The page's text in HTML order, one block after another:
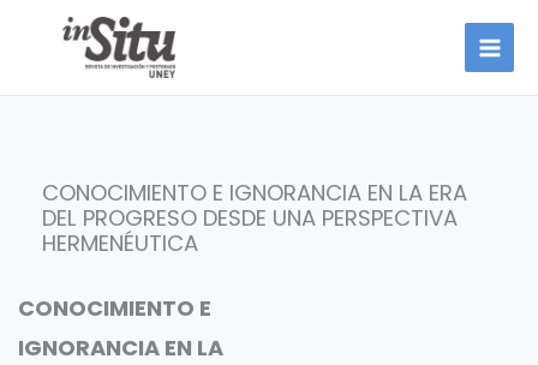
CONOCIMIENTO E IGNORANCIA EN LA ERA
DEL PROGRESO DESDE UNA PERSPECTIVA
HERMENÉUTICA
CONOCIMIENTO E
IGNORANCIA EN LA